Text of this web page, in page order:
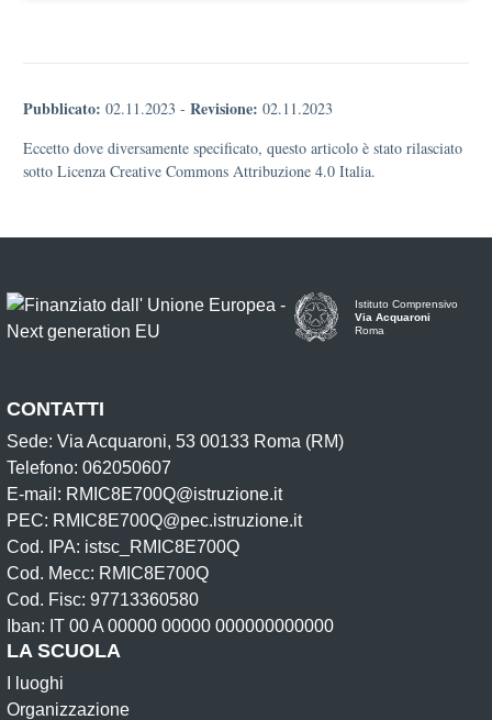
Pubblicato: 02.11.2023 - Revisione: 02.11.2023
Eccetto dove diversamente specificato, questo articolo è stato rilasciato
sotto Licenza Creative Commons Attribuzione 4.0 Italia.
Istituto Comprensivo
Via Acquaroni
Roma
CONTATTI
Sede: Via Acquaroni, 53 00133 Roma (RM)
Telefono: 062050607
E-mail: RMIC8E700Q@istruzione.it
PEC: RMIC8E700Q@pec.istruzione.it
Cod. IPA: istsc_RMIC8E700Q
Cod. Mecc: RMIC8E700Q
Cod. Fisc: 97713360580
Iban: IT 00 A 00000 00000 000000000000
LA SCUOLA
I luoghi
Organizzazione